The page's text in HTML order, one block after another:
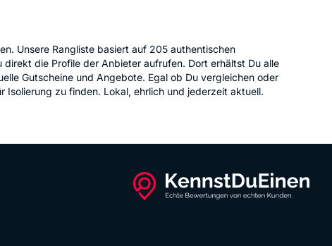
Unsere Rangliste basiert auf 205 authentischen
die Profile der Anbieter aufrufen. Dort erhältst Du alle
Gutscheine und Angebote. Egal ob Du vergleichen oder
zu finden. Lokal, ehrlich und jederzeit aktuell.